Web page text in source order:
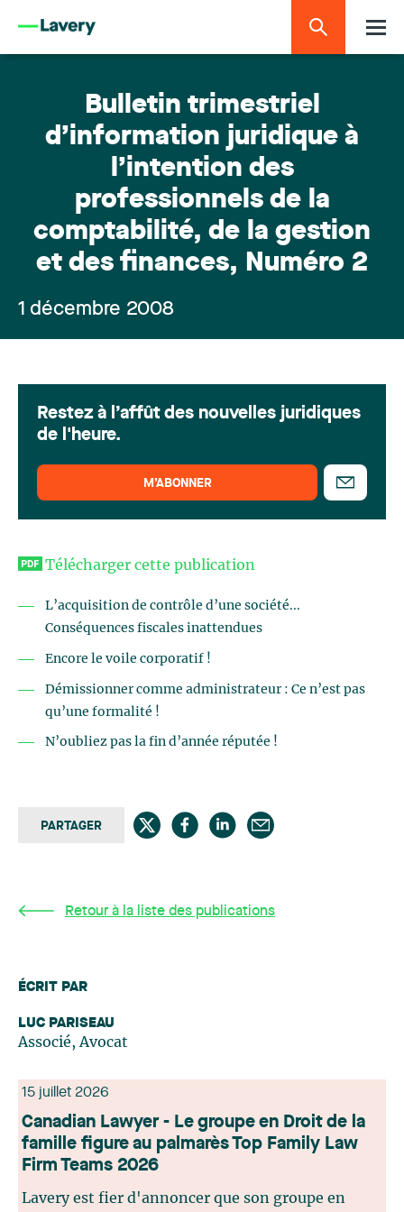
Bulletin trimestriel
d’information juridique à
l’intention des
professionnels de la
comptabilité, de la gestion
et des finances, Numéro 2
1 décembre 2008
Télécharger cette publication
L’acquisition de contrôle d’une société...
Conséquences fiscales inattendues
Encore le voile corporatif !
Démissionner comme administrateur : Ce n’est pas
qu’une formalité !
N’oubliez pas la fin d’année réputée !
PARTAGER
Retour à la liste des publications
ÉCRIT PAR
LUC PARISEAU
Associé, Avocat
Restez à l’affût des nouvelles juridiques
de l'heure.
M’ABONNER
15 juillet 2026
Canadian Lawyer - Le groupe en Droit de la
famille figure au palmarès Top Family Law
Firm Teams 2026
Lavery est fier d'annoncer que son groupe en